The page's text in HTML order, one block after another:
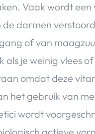
Vaak wordt een
darmen verstoord
of van
als je weinig vlees
omdat deze
het gebruik van
wordt